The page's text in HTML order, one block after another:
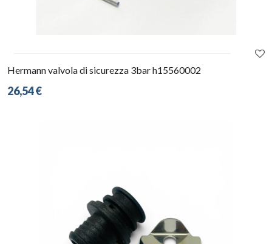
Hermann valvola di sicurezza 3bar h15560002
26,54 €